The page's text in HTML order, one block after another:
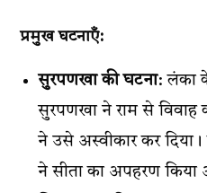
प्रमुख घटनाएँ:
सुरपणखा की घटना: लंका
सुरपणखा ने राम से विवाह
ने उसे अस्वीकार कर
ने सीता का अपहरण